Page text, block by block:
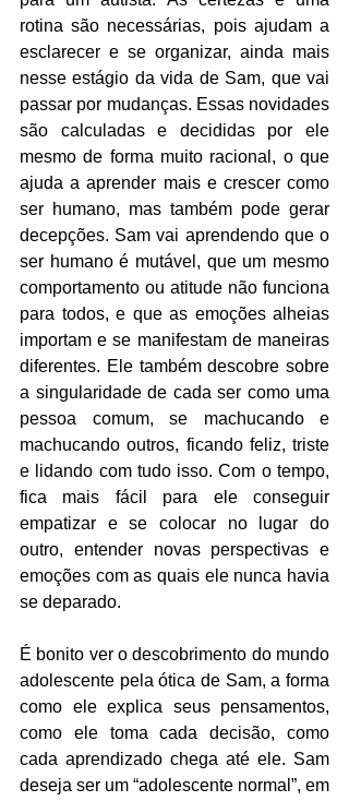
rotina são necessárias, pois ajudam a
esclarecer e se organizar, ainda mais
nesse estágio da vida de Sam, que vai
passar por mudanças. Essas novidades
são calculadas e decididas por ele
mesmo de forma muito racional, o que
ajuda a aprender mais e crescer como
ser humano, mas também pode gerar
decepções. Sam vai aprendendo que o
ser humano é mutável, que um mesmo
comportamento ou atitude não funciona
para todos, e que as emoções alheias
importam e se manifestam de maneiras
diferentes. Ele também descobre sobre
a singularidade de cada ser como uma
pessoa comum, se machucando e
machucando outros, ficando feliz, triste
e lidando com tudo isso. Com o tempo,
fica mais fácil para ele conseguir
empatizar e se colocar no lugar do
outro, entender novas perspectivas e
emoções com as quais ele nunca havia
se deparado.
É bonito ver o descobrimento do mundo
adolescente pela ótica de Sam, a forma
como ele explica seus pensamentos,
como ele toma cada decisão, como
cada aprendizado chega até ele. Sam
deseja ser um “adolescente normal”, em